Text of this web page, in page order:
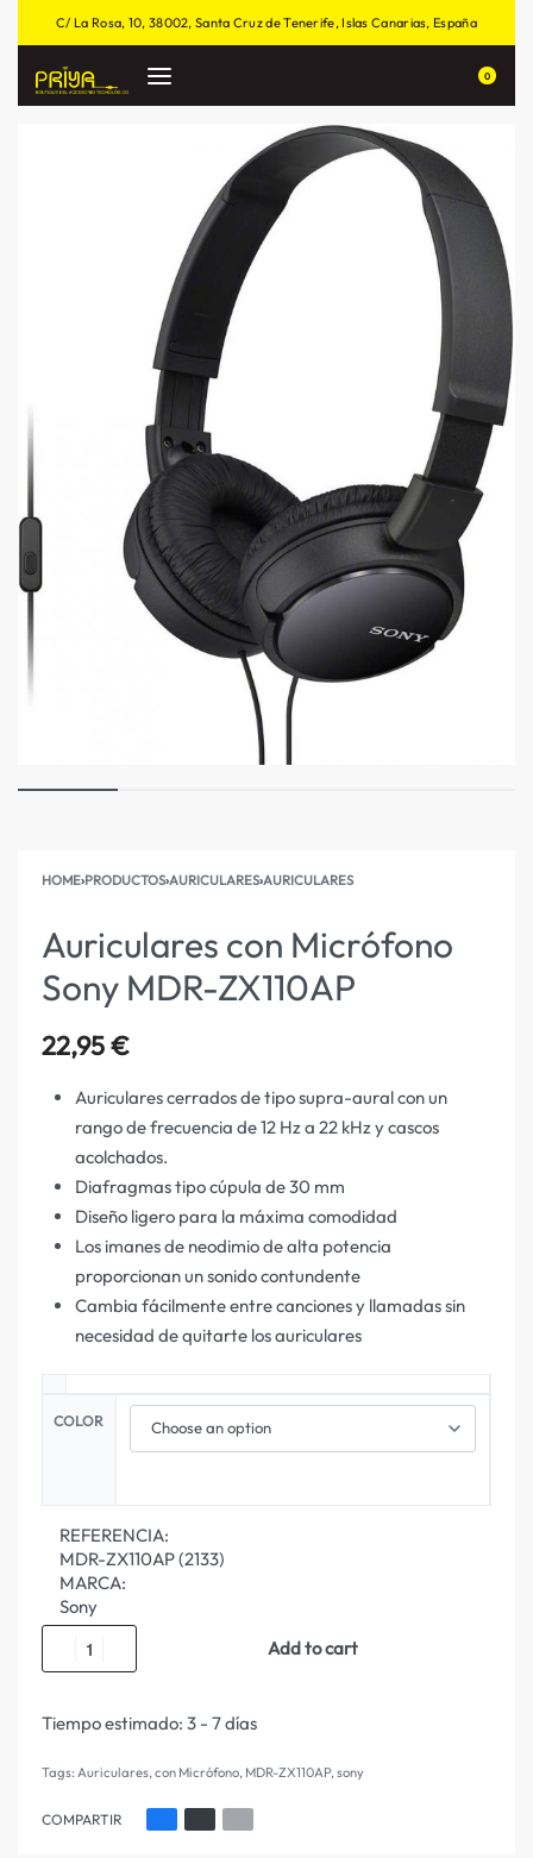
C/ La Rosa, 10, 38002, Santa Cruz de Tenerife, Islas Canarias, España
0
HOME›PRODUCTOS›AURICULARES›AURICULARES
Auriculares con Micrófono
Sony MDR-ZX110AP
22,95€
Auriculares cerrados de tipo supra-aural con un
rango de frecuencia de 12 Hz a 22 kHz y cascos
acolchados.
Diafragmas tipo cúpula de 30 mm
Diseño ligero para la máxima comodidad
Los imanes de neodimio de alta potencia
proporcionan un sonido contundente
Cambia fácilmente entre canciones y llamadas sin
necesidad de quitarte los auriculares
COLOR
REFERENCIA:
MDR-ZX110AP (2133)
MARCA:
Sony
Add to cart
Tiempo estimado: 3 - 7 días
Tags: Auriculares,con Micrófono, MDR-ZX110AP,sony
COMPARTIR